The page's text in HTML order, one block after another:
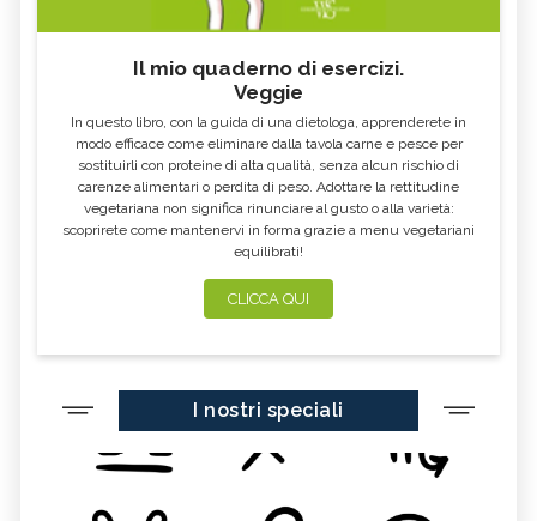
Il mio quaderno di esercizi.
Veggie
In questo libro, con la guida di una dietologa, apprenderete in
modo efficace come eliminare dalla tavola carne e pesce per
sostituirli con proteine di alta qualità, senza alcun rischio di
carenze alimentari o perdita di peso. Adottare la rettitudine
vegetariana non significa rinunciare al gusto o alla varietà:
scoprirete come mantenervi in forma grazie a menu vegetariani
equilibrati!
CLICCA QUI
I nostri speciali